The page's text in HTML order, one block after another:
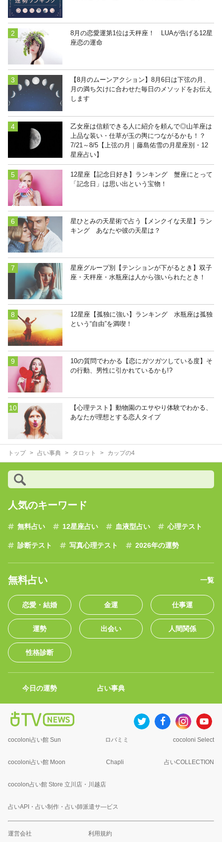
8月の恋愛運第1位は天秤座！ LUAが告げる12星
座恋の運命
【8月のムーンアクション】8月6日は下弦の月、
月の満ち欠けに合わせた毎日のメソッドをお伝え
します
乙女座は信頼できる人に紹介を頼んで◎山羊座は
上品な装い・仕草が玉の輿につながるかも！？
7/21～8/5【上弦の月｜藤島佑雪の月星座別・12
星座占い】
12星座【記念日好き】ランキング 蟹座にとって
「記念日」は思い出という宝物！
星ひとみの天星術で占う【メンクイな天星】ラン
キング あなたや彼の天星は？
星座グループ別【テンションが下がるとき】双子
座・天秤座・水瓶座は人から強いられたとき！
12星座【孤独に強い】ランキング 水瓶座は孤独
という“自由”を満喫！
10の質問でわかる【恋にガツガツしている度】そ
の行動、男性に引かれているかも!?
【心理テスト】動物園のエサやり体験でわかる、
あなたが理想とする恋人タイプ
トップ 占い事典 タロット カップの4
人気のキーワード
無料占い 12星座占い 血液型占い 心理テスト
診断テスト 写真心理テスト 2026年の運勢
無料占い 一覧
恋愛・結婚 金運 仕事運
運勢 出会い 人間関係
性格診断
今日の運勢 占い事典
cocoloni占い館 Sun ロバミミ cocoloni Select
cocoloni占い館 Moon Chapli 占いCOLLECTION
cocolon占い館 Store 立川店・川越店
占いAPI・占い制作・占い師派遣サ―ビス
運営会社 利用規約